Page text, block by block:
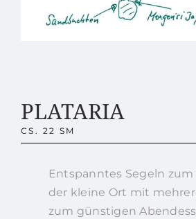
PLATARIA
CS. 22 SM
Entspanntes Segeln zum
der kleine Ort mit
zum günstigen